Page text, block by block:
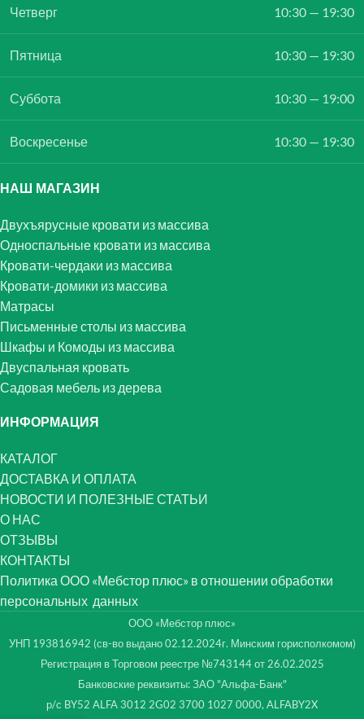
Четверг 10:30 — 19:30
Пятница 10:30 — 19:30
Суббота 10:30 — 19:00
Воскресенье 10:30 — 19:30
НАШ МАГАЗИН
Двухъярусные кровати из массива
Односпальные кровати из массива
Кровати-чердаки из массива
Кровати-домики из массива
Матрасы
Письменные столы из массива
Шкафы и Комоды из массива
Двуспальная кровать
Садовая мебель из дерева
ИНФОРМАЦИЯ
КАТАЛОГ
ДОСТАВКА И ОПЛАТА
НОВОСТИ И ПОЛЕЗНЫЕ СТАТЬИ
О НАС
ОТЗЫВЫ
КОНТАКТЫ
Политика ООО «Мебстор плюс» в отношении обработки
персональных данных
ООО «Мебстор плюс»
УНП 193816942 (св-во выдано 02.12.2024г. Минским горисполкомом)
Регистрация в Торговом реестре №743144 от 26.02.2025
Банковские реквизиты: ЗАО "Альфа-Банк"
р/с BY52 ALFA 3012 2G02 3700 1027 0000, ALFABY2X